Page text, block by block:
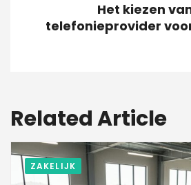
Het kiezen
telefonieprovider
Related Article
ZAKELIJK